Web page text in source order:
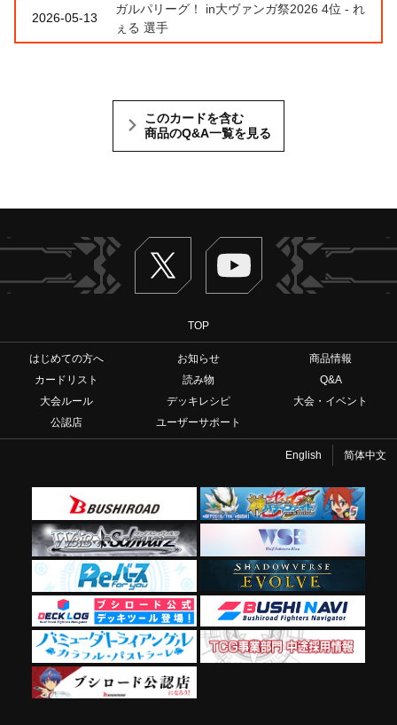
2026-05-13
ガルパリーグ！ in大ヴァンガ祭2026 4位 - れ
ぇる 選手
このカードを含む
商品のQ&A一覧を見る
Twitter ヴァンガードch
TOP
はじめての方へ お知らせ
商品情報
カードリスト
読み物
Q&A
大会ルール
デッキレシピ
大会・イベント
公認店
ユーザーサポート
English 简体中文